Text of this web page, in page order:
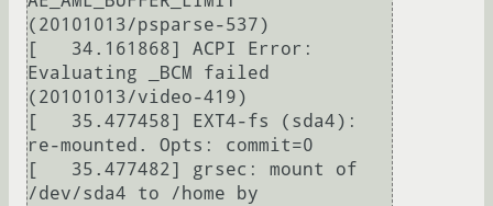
(20101013/psparse-537)
[   34.161868] ACPI Error:
Evaluating _BCM failed
(20101013/video-419)
[   35.477458] EXT4-fs (sda4):
re-mounted. Opts: commit=0
[   35.477482] grsec: mount of
/dev/sda4 to /home by